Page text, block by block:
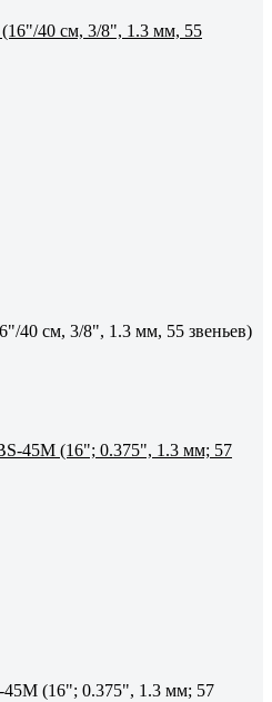
40 см, 3/8", 1.3 мм, 55 звеньев)
(16"; 0.375", 1.3 мм; 57